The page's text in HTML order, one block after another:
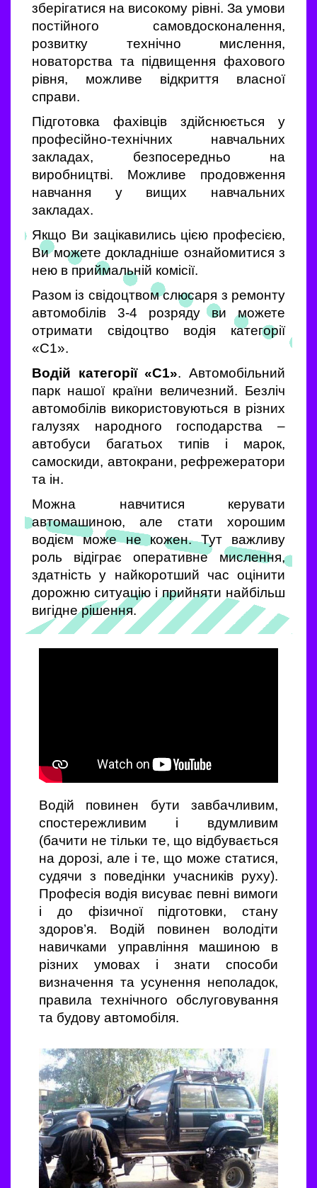
зберігатися на високому рівні. За умови
постійного самовдосконалення,
розвитку технічно мислення,
новаторства та підвищення фахового
рівня, можливе відкриття власної
справи.
Підготовка фахівців здійснюється у
професійно-технічних навчальних
закладах, безпосередньо на
виробництві. Можливе продовження
навчання у вищих навчальних
закладах.
Якщо Ви зацікавились цією професією,
Ви можете докладніше ознайомитися з
нею в приймальній комісії.
Разом із свідоцтвом слюсаря з ремонту
автомобілів 3-4 розряду ви можете
отримати свідоцтво водія категорії
«С1».
Водій категорії «С1». Автомобільний
парк нашої країни величезний. Безліч
автомобілів використовуються в різних
галузях народного господарства –
автобуси багатьох типів і марок,
самоскиди, автокрани, рефрежератори
та ін.
Можна навчитися керувати
автомашиною, але стати хорошим
водієм може не кожен. Тут важливу
роль відіграє оперативне мислення,
здатність у найкоротший час оцінити
дорожню ситуацію і прийняти найбільш
вигідне рішення.
Водій повинен бути завбачливим,
спостережливим і вдумливим
(бачити не тільки те, що відбувається
на дорозі, але і те, що може статися,
судячи з поведінки учасників руху).
Професія водія висуває певні вимоги
і до фізичної підготовки, стану
здоров’я. Водій повинен володіти
навичками управління машиною в
різних умовах і знати способи
визначення та усунення неполадок,
правила технічного обслуговування
та будову автомобіля.